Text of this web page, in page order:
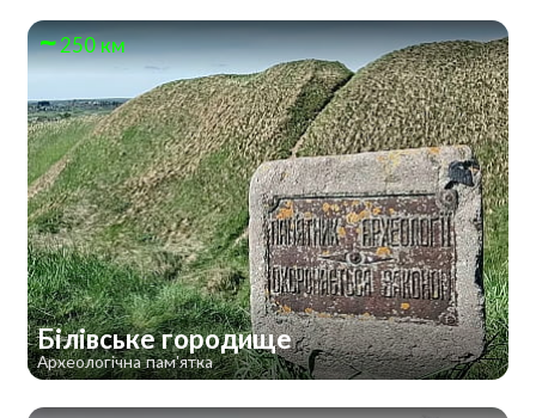
250 км
Білівське городище
Археологічна пам'ятка